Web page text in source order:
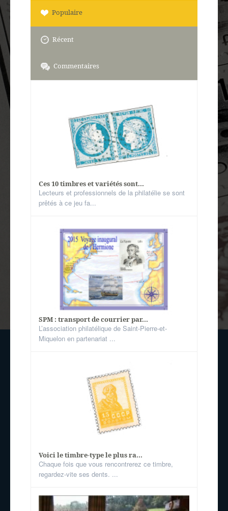
Populaire
Récent
Commentaires
Ces 10 timbres et variétés sont...
Lecteurs et professionnels de la philatélie se sont
prêtés à ce jeu fa...
SPM : transport de courrier par...
L’association philatélique de Saint-Pierre-et-
Miquelon en partenariat ...
Voici le timbre-type le plus ra...
Chaque fois que vous rencontrerez ce timbre,
regardez-vite ses dents. ...